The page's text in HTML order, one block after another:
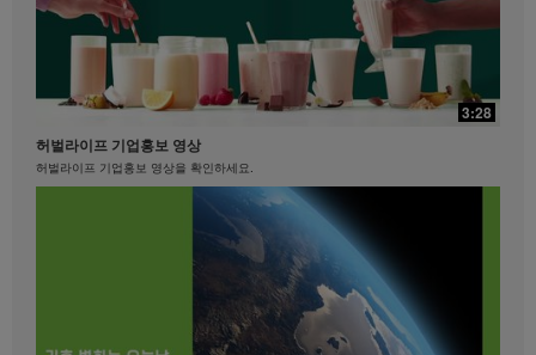
베케이션 & 명절을 준비하는 자세
29:40
필라테스 강사 제니퍼 델포조와 함께 복근과 엉덩이 근육에 초점을 맞춘 이 필라테스에
도전해 보세요...................
3:28
허벌라이프 기업홍보 영상
허벌라이프 기업홍보 영상을 확인하세요.